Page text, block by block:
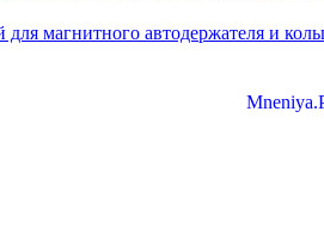
магнитного автодержателя и